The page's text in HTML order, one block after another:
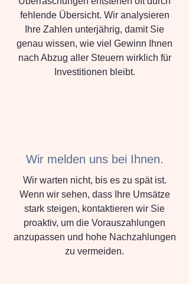
fehlende Übersicht. Wir analysieren
Ihre Zahlen unterjährig, damit Sie
genau wissen, wie viel Gewinn Ihnen
nach Abzug aller Steuern wirklich für
Investitionen bleibt.
Wir melden uns bei Ihnen.
Wir warten nicht, bis es zu spät ist.
Wenn wir sehen, dass Ihre Umsätze
stark steigen, kontaktieren wir Sie
proaktiv, um die Vorauszahlungen
anzupassen und hohe Nachzahlungen
zu vermeiden.